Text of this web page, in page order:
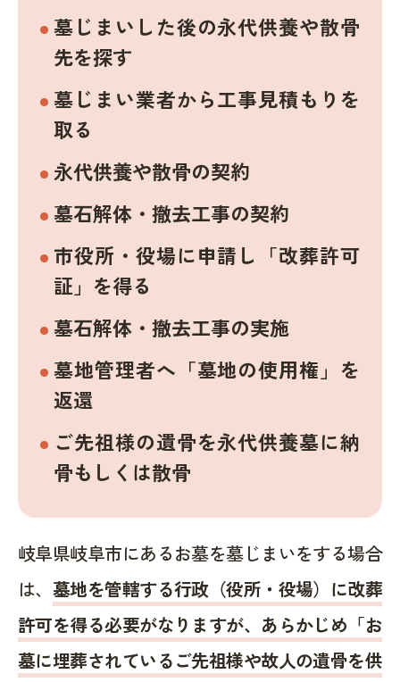
墓じまいした後の永代供養や散骨
先を探す
墓じまい業者から工事見積もりを
取る
永代供養や散骨の契約
墓石解体・撤去工事の契約
市役所・役場に申請し「改葬許可
証」を得る
墓石解体・撤去工事の実施
墓地管理者へ「墓地の使用権」を
返還
ご先祖様の遺骨を永代供養墓に納
骨もしくは散骨
岐阜県岐阜市にあるお墓を墓じまいをする場合
は、 墓地を管轄する行政（役所・役場）に改葬
許可を得る必要がなりますが、あらかじめ「お
墓に埋葬されているご先祖様や故人の遺骨を供